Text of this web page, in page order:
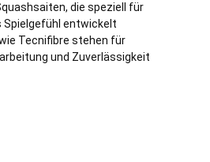
die speziell für
Spielgefühl entwickelt
Tecnifibre stehen für
und Zuverlässigkeit